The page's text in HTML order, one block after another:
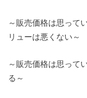
～販売価格は思って
リューは悪くない～
～販売価格は思って
る～